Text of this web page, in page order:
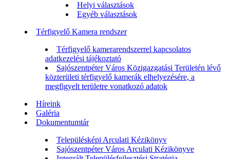
Helyi választások
Egyéb választások
Térfigyelő Kamera rendszer
Térfigyelő kamerarendszerrel kapcsolatos
adatkezelési tájékoztató
Sajószentpéter Város Közigazgatási Területén lévő
közterületi térfigyelő kamerák elhelyezésére, a
megfigyelt területre vonatkozó adatok
Híreink
Galéria
Dokumentumtár
Településképi Arculati Kézikönyv
Sajószentpéter Város Arculati Kézikönyve